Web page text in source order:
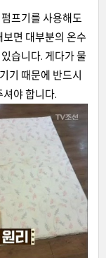
프기를 사용해도
보면 대부분의 온수
습니다. 게다가 물
기 때문에 반드시
셔야 합니다.